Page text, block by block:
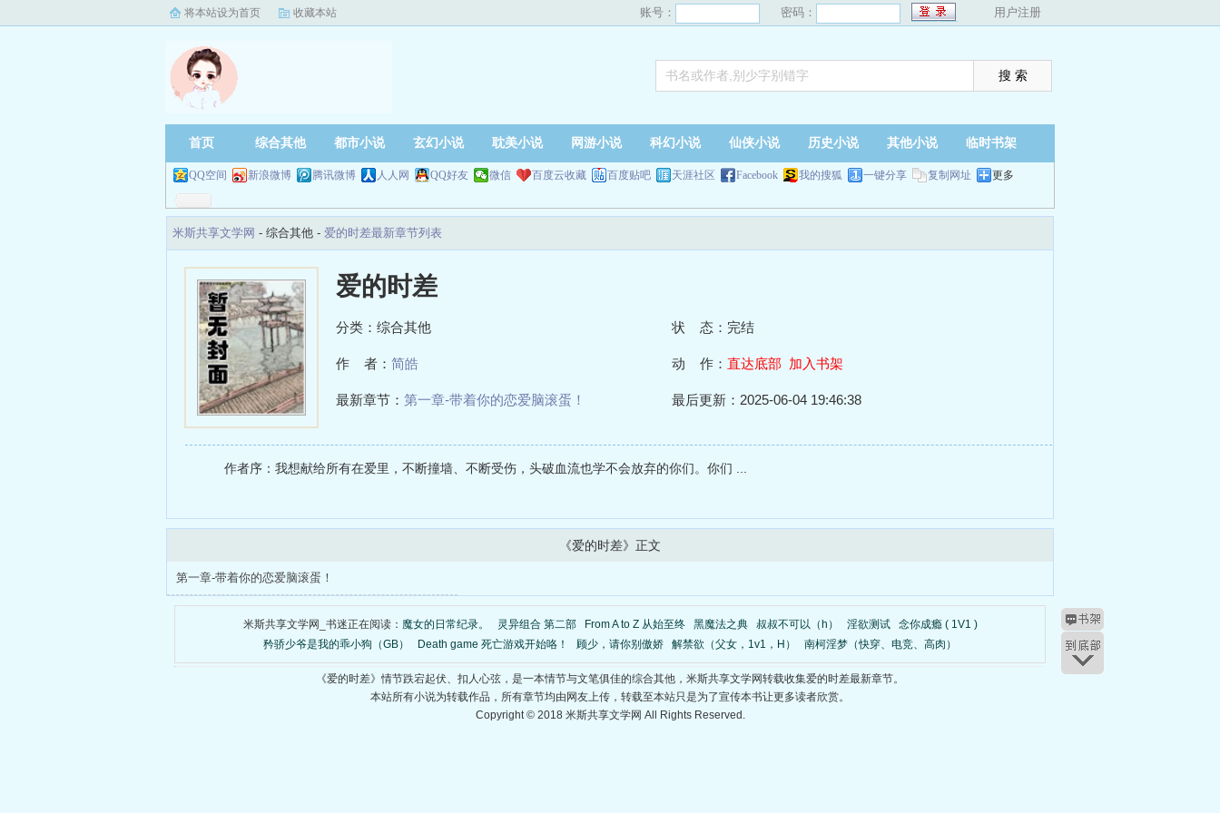
将本站设为首页 收藏本站 账号： 密码： 用户注册
首页 综合其他 都市小说 玄幻小说 耽美小说 网游小说 科幻小说 仙侠小说 历史小说 其他小说 临时书架
QQ空间 新浪微博 腾讯微博 人人网 QQ好友 微信 百度云收藏 百度贴吧 天涯社区 Facebook 我的搜狐 一键分享 复制网址 更多
米斯共享文学网 - 综合其他 - 爱的时差最新章节列表
爱的时差
分类：综合其他 状 态：完结
作 者： 简皓 动 作： 直达底部 加入书架
最新章节： 第一章-带着你的恋爱脑滚蛋！ 最后更新：2025-06-04 19:46:38
作者序：我想献给所有在爱里，不断撞墙、不断受伤，头破血流也学不会放弃的你们。你们 ...
《爱的时差》正文
第一章-带着你的恋爱脑滚蛋！
米斯共享文学网_书迷正在阅读： 魔女的日常纪录。 灵异组合 第二部 From A to Z 从始至终 黑魔法之典 叔叔不可以（h） 淫欲测试
念你成瘾 ( 1V1 )
矜骄少爷是我的乖小狗（GB）
Death game 死亡游戏开始咯！ 顾少，请你别傲娇 解禁欲（父女，1v1，H） 南柯淫梦（快穿、电竞、高肉）
《爱的时差》情节跌宕起伏、扣人心弦，是一本情节与文笔俱佳的综合其他，米斯共享文学网转载收集爱的时差最新章节。
本站所有小说为转载作品，所有章节均由网友上传，转载至本站只是为了宣传本书让更多读者欣赏。
Copyright © 2018 米斯共享文学网 All Rights Reserved.